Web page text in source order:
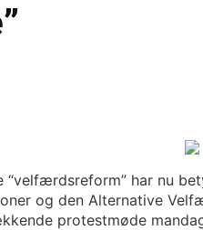
“velfærdsreform” har nu
og den Alternative
protestmøde